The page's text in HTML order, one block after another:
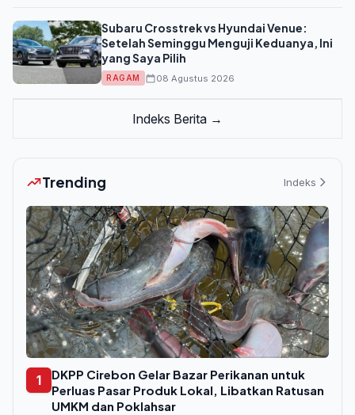
Subaru Crosstrek vs Hyundai Venue:
Setelah Seminggu Menguji Keduanya, Ini
yang Saya Pilih
RAGAM 08 Agustus 2026
Indeks Berita →
Trending Indeks
1
DKPP Cirebon Gelar Bazar Perikanan untuk
Perluas Pasar Produk Lokal, Libatkan Ratusan
UMKM dan Poklahsar